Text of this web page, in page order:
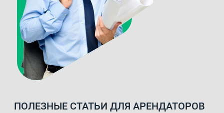
ПОЛЕЗНЫЕ СТАТЬИ ДЛЯ АРЕНДАТОРОВ